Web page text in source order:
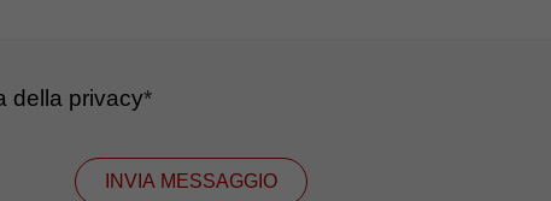
della privacy*
INVIA MESSAGGIO